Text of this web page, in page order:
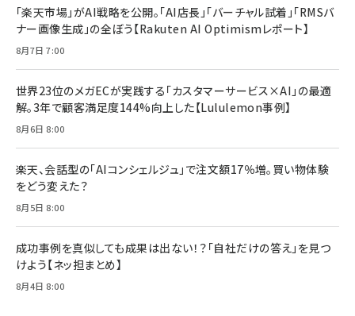
「楽天市場」がAI戦略を公開。「AI店長」「バーチャル試着」「RMSバ
ナー画像生成」の全ぼう【Rakuten AI Optimismレポート】
8月7日 7:00
世界23位のメガECが実践する「カスタマーサービス×AI」の最適
解。3年で顧客満足度144%向上した【Lululemon事例】
8月6日 8:00
楽天、会話型の「AIコンシェルジュ」で注文額17％増。買い物体験
をどう変えた？
8月5日 8:00
成功事例を真似しても成果は出ない！？「自社だけの答え」を見つ
けよう【ネッ担まとめ】
8月4日 8:00